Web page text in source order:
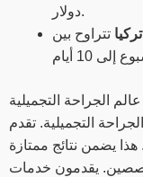
دولار.
تتراوح بين
الجراحة التجميلية
التجميلية. تقدم
يقدمون خدمات